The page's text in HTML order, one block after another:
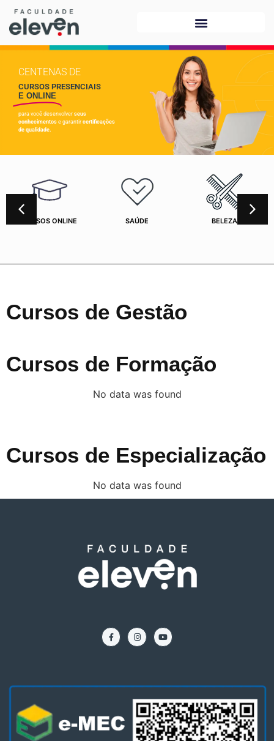
CENTENAS DE
CURSOS PRESENCIAIS
E ONLINE
para você desenvolver seus
conhecimentos e garantir certificações
de qualidade.
CURSOS ONLINE SAÚDE BELEZA
Cursos de Gestão
Cursos de Formação
No data was found
Cursos de Especialização
No data was found